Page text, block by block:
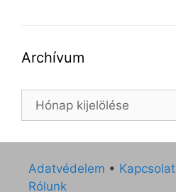
Archívum
Archívum
Adatvédelem • Kapcsolat
Rólunk